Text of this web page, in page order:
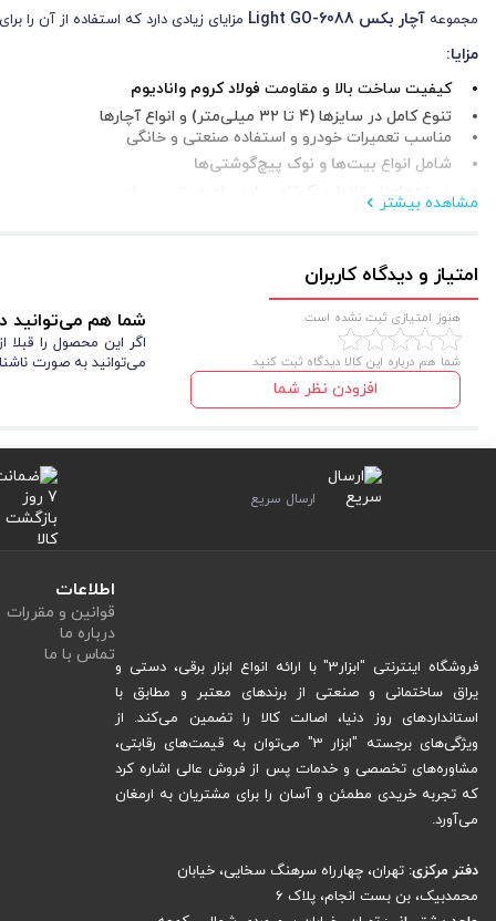
مجموعه آچار بکس مزایای زیادی دارد که استفاده از آن را
مزایا:
کیفیت ساخت بالا و مقاومت فولاد کروم وانادیوم
تنوع کامل در سایزها (۴ تا ۳۲ میلی‌متر) و انواع آچارها
مناسب تعمیرات خودرو و استفاده صنعتی و خانگی
شامل انواع بیت‌ها و نوک پیچ‌گوشتی‌ها
دسته‌های استاندارد، کوتاه و بلند برای دسترسی راحت
وزن نسبتاً زیاد (۶ کیلوگرم) ممکن است جابجایی طولانی را دشوار کند
نیاز به فضای بزرگ برای نگهداری جعبه ابزار
اینابزار دستی و عمومی با وجود معایب جزئی، انتخابی حرفه‌ای و اقتصادی
کاربردهای مجموعه 60 عددی آچار بکس لایت مدل
مجموعه۶۰ عددی آچار بکس لایتLight GO-6088 برای طیف گسترده‌ای از
استفاده کنید. انواع آچارهای
، ابزار شما را برای
مجموعه آچار بکسLight GO-6088 ویژگی‌های منحصر به فردی دارد که آن را
۱.فولاد کروم وانادیوم مقاوم
مجموعهآچار بکسLight GO-6088 ازفولاد کروم وانادیوم
ابزار را در شرایط صنعتی و خانگی با اطمینان کامل استفاده کنید. حتی پس از
می‌تواند با خیال راحت از این مجموعه استفاده کند.
مشاهده بیشتر
امتیاز و دیدگاه کاربران
هنوز امتیازی ثبت نشده است.
شما هم درباره این کالا دیدگاه ثبت کنید
افزودن نظر شما
شما هم می‌توانید
اگر این محصول را
می‌توانید به صورت
ارسال سریع
فروشگاه اینترنتی "ابزار3" با ارائه انواع ابزار برقی، دستی و
یراق ساختمانی و صنعتی از برندهای معتبر و مطابق با
استانداردهای روز دنیا، اصالت کالا را تضمین می‌کند. از
ویژگی‌های برجسته "ابزار 3" می‌توان به قیمت‌های رقابتی،
مشاوره‌های تخصصی و خدمات پس از فروش عالی اشاره کرد
که تجربه خریدی مطمئن و آسان را برای مشتریان به ارمغان
می‌آورد.
دفتر مرکزی: تهران، چهارراه سرهنگ سخایی، خیابان
محمدبیک، بن بست انجام، پلاک 6
اطلاعات
قوانین و مقررات
درباره ما
تماس با ما